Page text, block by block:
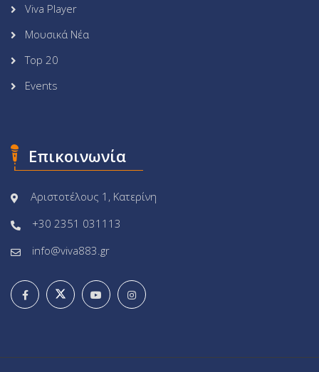
Viva Player
Μουσικά Νέα
Top 20
Events
Επικοινωνία
Αριστοτέλους 1, Κατερίνη
+30 2351 031113
info@viva883.gr